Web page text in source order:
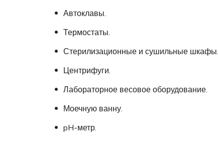
Автоклавы.
Термостаты.
Стерилизационные и сушильные шкафы.
Центрифуги.
Лабораторное весовое оборудование.
Моечную ванну.
pH-метр.